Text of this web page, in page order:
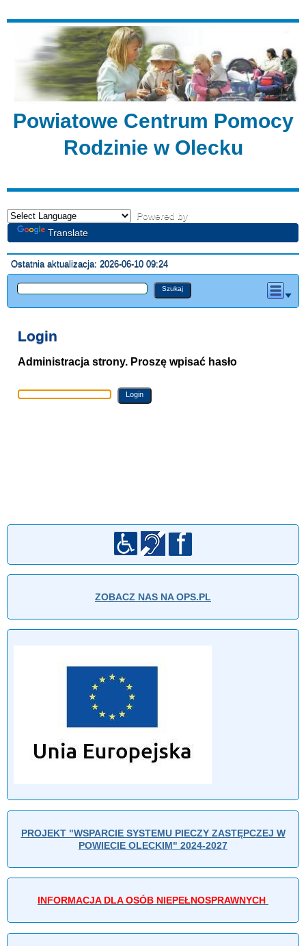
Powiatowe Centrum Pomocy
Rodzinie w Olecku
Powered by
Translate
Ostatnia aktualizacja: 2026-06-10 09:24
Login
Administracja strony. Proszę wpisać hasło
ZOBACZ NAS NA OPS.PL
PROJEKT "WSPARCIE SYSTEMU PIECZY ZASTĘPCZEJ W
POWIECIE OLECKIM" 2024-2027
INFORMACJA DLA OSÓB NIEPEŁNOSPRAWNYCH